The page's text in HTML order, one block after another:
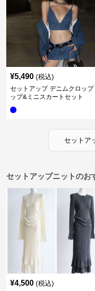
¥5,490 (税込)
セットアップ デニムクロップ
ップ&ミニスカートセット
セットア
セットアップニットのお
¥4,500 (税込)